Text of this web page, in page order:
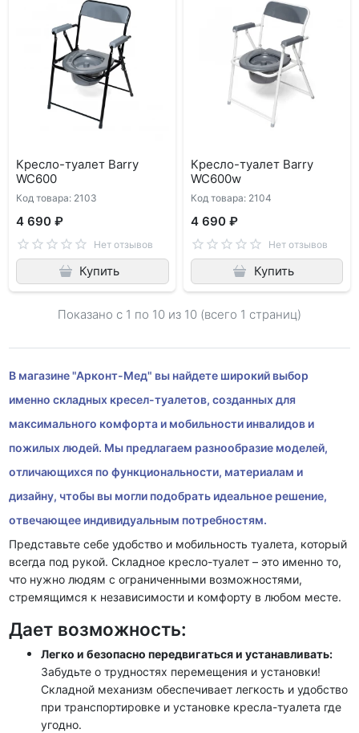
Кресло-туалет Barry
WC600
Код товара: 2103
4 690 ₽
Нет отзывов
Купить
Кресло-туалет Barry
WC600w
Код товара: 2104
4 690 ₽
Нет отзывов
Купить
Показано с 1 по 10 из 10 (всего 1 страниц)
В магазине "Арконт-Мед" вы найдете широкий выбор
именноскладных кресел-туалетов, созданных для
максимального комфорта и мобильности инвалидов и
пожилых людей. Мы предлагаем разнообразие моделей,
отличающихся по функциональности, материалам и
дизайну, чтобы вы могли подобрать идеальное решение,
отвечающее индивидуальным потребностям.
Представьте себе удобство и мобильность туалета, который
всегда под рукой. Складное кресло-туалет – это именно то,
что нужно людям с ограниченными возможностями,
стремящимся к независимости и комфорту в любом месте.
Дает возможность:
Легко и безопасно передвигаться иустанавливать:
Забудьте о трудностях перемещения и установки!
Складной механизм обеспечивает легкость и удобство
при транспортировке и установке кресла-туалета где
угодно.